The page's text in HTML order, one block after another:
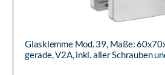
Glasklemme Mod. 39, Maße:
gerade, V2A, inkl. aller Schrauben